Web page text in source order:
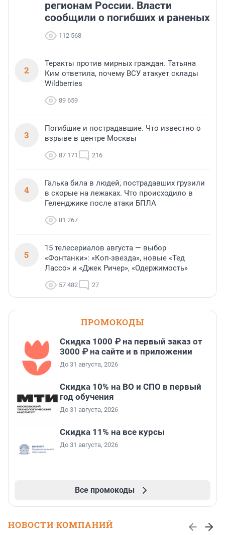
регионам России. Власти
сообщили о погибших и раненых
112 568
2
Теракты против мирных граждан. Татьяна
Ким ответила, почему ВСУ атакует склады
Wildberries
89 659
3
Погибшие и пострадавшие. Что известно о
взрыве в центре Москвы
87 171 216
4
Галька била в людей, пострадавших грузили
в скорые на лежаках. Что происходило в
Геленджике после атаки БПЛА
81 267
5
15 телесериалов августа — выбор
«Фонтанки»: «Коп-звезда», новые «Тед
Лассо» и «Джек Ричер», «Одержимость»
57 482 27
ПРОМОКОДЫ
Скидка 1000 ₽ на первый заказ от
3000 ₽ на сайте и в приложении
До 31 августа, 2026
Скидка 10% на ВО и СПО в первый
год обучения
До 31 августа, 2026
Скидка 11% на все курсы
До 31 августа, 2026
Все промокоды
НОВОСТИ КОМПАНИЙ